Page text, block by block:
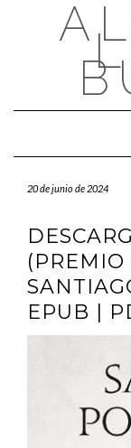
20 de junio de 2024
(PREMIO
EPUB |